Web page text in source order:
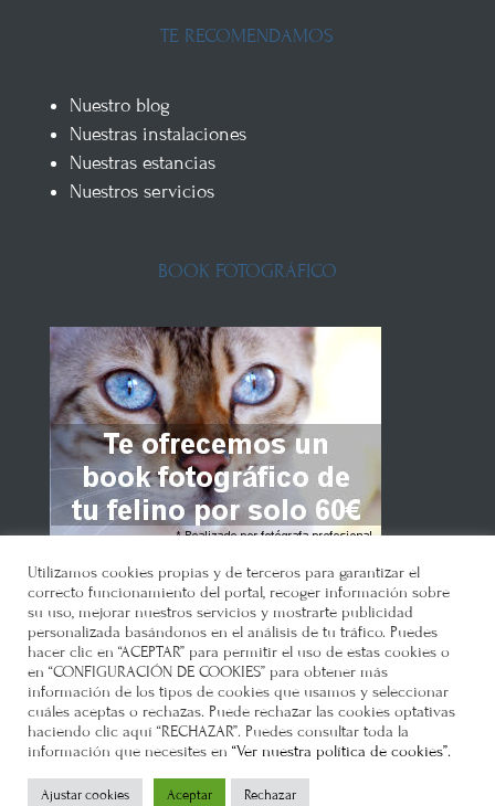
TE RECOMENDAMOS
Nuestro blog
Nuestras instalaciones
Nuestras estancias
Nuestros servicios
BOOK FOTOGRÁFICO
Gatosphera© 2021 •Política de
privacidad•Política de cookies•Como
llegar•Requisitos•
Utilizamos cookies propias y de terceros para garantizar el
correcto funcionamiento del portal, recoger información sobre
su uso, mejorar nuestros servicios y mostrarte publicidad
personalizada basándonos en el análisis de tu tráfico. Puedes
hacer clic en “ACEPTAR” para permitir el uso de estas cookies o
en “CONFIGURACIÓN DE COOKIES” para obtener más
información de los tipos de cookies que usamos y seleccionar
cuáles aceptas o rechazas. Puede rechazar las cookies optativas
haciendo clic aquí “RECHAZAR”. Puedes consultar toda la
información que necesites en “Ver nuestra política de cookies”.
Ajustar cookies Aceptar Rechazar